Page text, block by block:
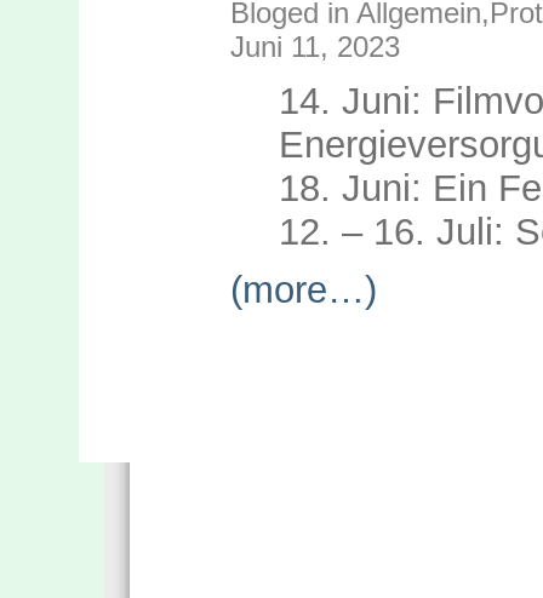
Bloged in Allgemein,
Juni 11, 2023
14. Juni:
18. Juni: Ein
12. – 16. Juli:
(more…)